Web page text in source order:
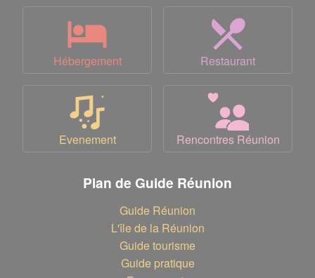
Hébergement Restaurant
Evenement Rencontres Réunion
Plan de Guide Réunion
Guide Réunion
L'île de la Réunion
Guide tourisme
Guide pratique